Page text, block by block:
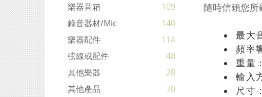
樂器音箱
109
錄音器材/mic
140
樂器配件
114
弦線或配件
48
其他樂器
28
其他產品
70
隨時信賴您所
最大
頻率
重量
輸入
尺寸